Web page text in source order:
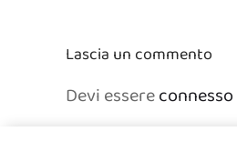
Lascia un commento
Devi essereconnesso